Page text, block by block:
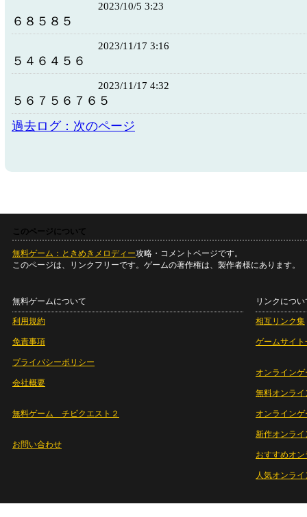
2023/10/5 3:23
６８５８５
2023/11/17 3:16
５４６４５６
2023/11/17 4:32
５６７５６７６５
過去ログ：次のページ
このページについて
無料ゲーム：ときめきメロディー攻略・コメントページです。
このページは、リンクフリーです。ゲームの著作権は、製作者様にあります。
無料ゲームについて
利用規約
免責事項
プライバシーポリシー
会社概要
無料ゲーム チビクエスト２
お問い合わせ
リンクについ
相互リンク集
ゲームサイト
オンラインゲ
無料オンライ
オンライン
新作オンライ
おすすめオ
人気オンラ